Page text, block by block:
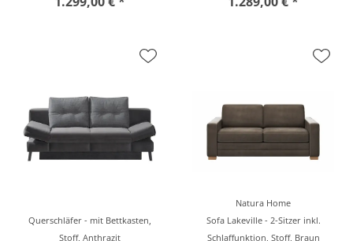
Querschläfer - mit Bettkasten,
Stoff, Anthrazit
Natura Home
Sofa Lakeville - 2-Sitzer inkl.
Schlaffunktion, Stoff, Braun